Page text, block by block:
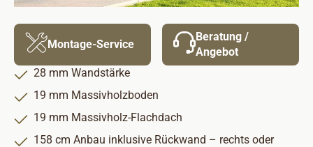
Montage-Service
Beratung /
Angebot
28 mm Wandstärke
19 mm Massivholzboden
19 mm Massivholz-Flachdach
158 cm Anbau inklusive Rückwand – rechts oder